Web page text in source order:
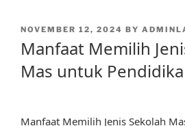
POSTED
NOVEMBER 12, 2024 BY
Manfaat Memilih
Mas untuk
Manfaat Memilih Jenis Sekolah